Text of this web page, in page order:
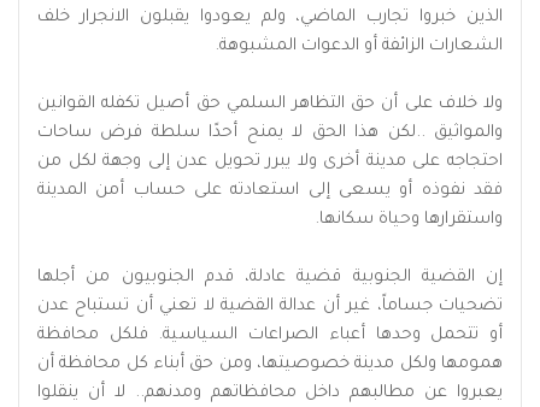
الذين خبروا تجارب الماضي، ولم يعودوا يقبلون الانجرار خلف
الشعارات الزائفة أو الدعوات المشبوهة.
‏ولا خلاف على أن حق التظاهر السلمي حق أصيل تكفله القوانين
والمواثيق ..لكن هذا الحق لا يمنح أحدًا سلطة فرض ساحات
احتجاجه على مدينة أخرى ولا يبرر تحويل عدن إلى وجهة لكل من
فقد نفوذه أو يسعى إلى استعادته على حساب أمن المدينة
واستقرارها وحياة سكانها.
‏إن القضية الجنوبية قضية عادلة، قدم الجنوبيون من أجلها
تضحيات جساماً، غير أن عدالة القضية لا تعني أن تستباح عدن
أو تتحمل وحدها أعباء الصراعات السياسية. فلكل محافظة
همومها ولكل مدينة خصوصيتها، ومن حق أبناء كل محافظة أن
يعبروا عن مطالبهم داخل محافظاتهم ومدنهم.. لا أن ينقلوا